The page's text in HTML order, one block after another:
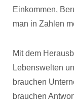
Einkommen,
man in Zahlen
Mit dem
Lebenswelten
brauchen
brauchen